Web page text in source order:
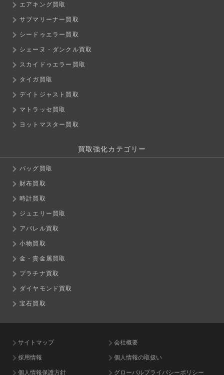
エアキング買取
サブマリーナー買取
シードゥエラー買取
シェーヌ・ダンクル買取
スカイドゥエラー買取
タイガ買取
デイトジャスト買取
マトラッセ買取
ヨットマスター買取
買取強化カテゴリー
バッグ買取
財布買取
時計買取
ジュエリー買取
アパレル買取
小物買取
金・貴金属買取
プラチナ買取
ダイヤモンド買取
宝石買取
サイトマップ 会社概要
採用情報 個人情報の取扱い
個人情報保護方針 グローバルプライバシーポリシー